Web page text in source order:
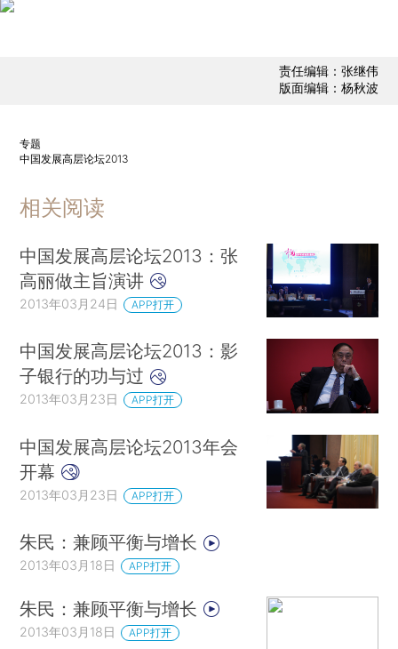
责任编辑：张继伟
版面编辑：杨秋波
专题
中国发展高层论坛2013
相关阅读
中国发展高层论坛2013：张
高丽做主旨演讲
2013年03月24日 APP打开
中国发展高层论坛2013：影
子银行的功与过
2013年03月23日 APP打开
中国发展高层论坛2013年会
开幕
2013年03月23日 APP打开
朱民：兼顾平衡与增长
2013年03月18日 APP打开
朱民：兼顾平衡与增长
2013年03月18日 APP打开